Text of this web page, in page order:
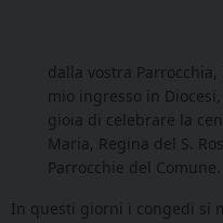
dalla vostra
mio ingresso in
gioia di celebrare la
Maria, Regina del S.
Parrocchie del Comune.
In questi giorni i congedi si